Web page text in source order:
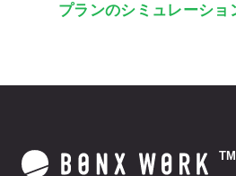
プランのシミュレーショ
TM